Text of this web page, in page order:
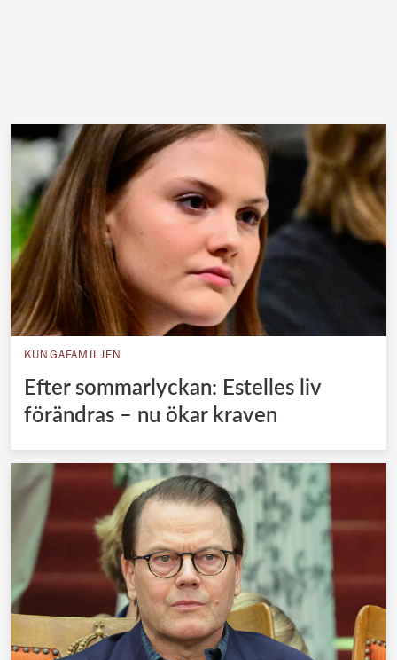
KUNGAFAMILJEN
Efter sommarlyckan: Estelles liv
förändras – nu ökar kraven